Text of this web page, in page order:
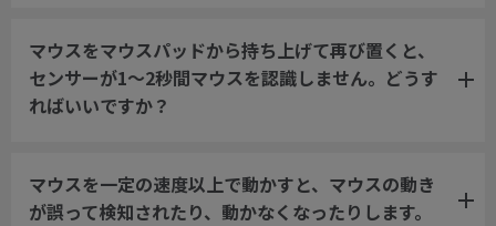
マウスをマウスパッドから持ち上げて再び置くと、
センサーが1～2秒間マウスを認識しません。どうす
ればいいですか？
マウスを一定の速度以上で動かすと、マウスの動き
が誤って検知されたり、動かなくなったりします。